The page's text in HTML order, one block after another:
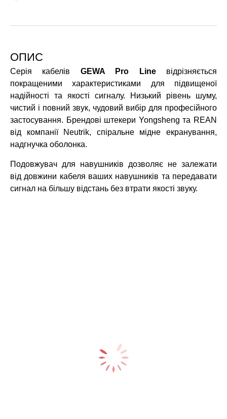
ОПИС
Серія кабелів GEWA Pro Lineвідрізняється
покращеними характеристиками для підвищеної
надійності та якості сигналу. Низький рівень шуму,
чистий і повний звук, чудовий вибір для професійного
застосування. Брендові штекери Yongsheng та REAN
від компанії Neutrik, спіральне мідне екранування,
надгнучка оболонка.
Подовжувач для навушників дозволяє не залежати
від довжини кабеля ваших навушників та передавати
сигнал на більшу відстань без втрати якості звуку.